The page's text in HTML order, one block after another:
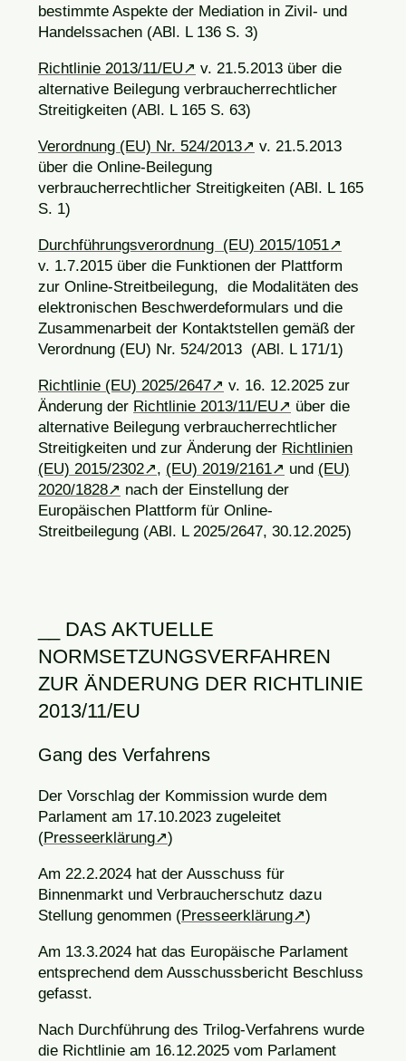
bestimmte Aspekte der Mediation in Zivil- und
Handelssachen (ABl. L 136 S. 3)
Richtlinie 2013/11/EU
v. 21.5.2013 über die
alternative Beilegung verbraucherrechtlicher
Streitigkeiten (ABl. L 165 S. 63)
Verordnung (EU) Nr. 524/2013
v. 21.5.2013
über die Online-Beilegung
verbraucherrechtlicher Streitigkeiten (ABl. L 165
S. 1)
Durchführungsverordnung (EU) 2015/1051
v. 1.7.2015 über die Funktionen der Plattform
zur Online-Streitbeilegung, die Modalitäten des
elektronischen Beschwerdeformulars und die
Zusammenarbeit der Kontaktstellen gemäß der
Verordnung (EU) Nr. 524/2013 (ABl. L 171/1)
Richtlinie (EU) 2025/2647
v. 16. 12.2025 zur
Änderung der Richtlinie 2013/11/EU
über die
alternative Beilegung verbraucherrechtlicher
Streitigkeiten und zur Änderung der Richtlinien
(EU) 2015/2302
, (EU) 2019/2161 und (EU)
2020/1828
nach der Einstellung der
Europäischen Plattform für Online-
Streitbeilegung (ABl. L 2025/2647, 30.12.2025)
DAS AKTUELLE
NORMSETZUNGSVERFAHREN
ZUR ÄNDERUNG DER RICHTLINIE
2013/11/EU
Gang des Verfahrens
Der Vorschlag der Kommission wurde dem
Parlament am 17.10.2023 zugeleitet
(Presseerklärung )
Am 22.2.2024 hat der Ausschuss für
Binnenmarkt und Verbraucherschutz dazu
Stellung genommen (Presseerklärung )
Am 13.3.2024 hat das Europäische Parlament
entsprechend dem Ausschussbericht Beschluss
gefasst.
Nach Durchführung des Trilog-Verfahrens wurde
die Richtlinie am 16.12.2025 vom Parlament